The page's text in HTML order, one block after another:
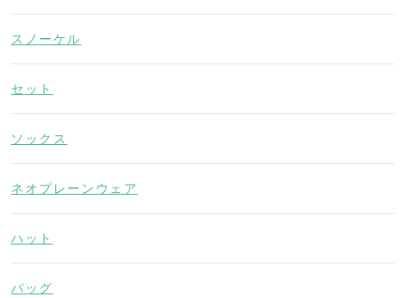
スノーケル
セット
ソックス
ネオプレーンウェア
ハット
バッグ